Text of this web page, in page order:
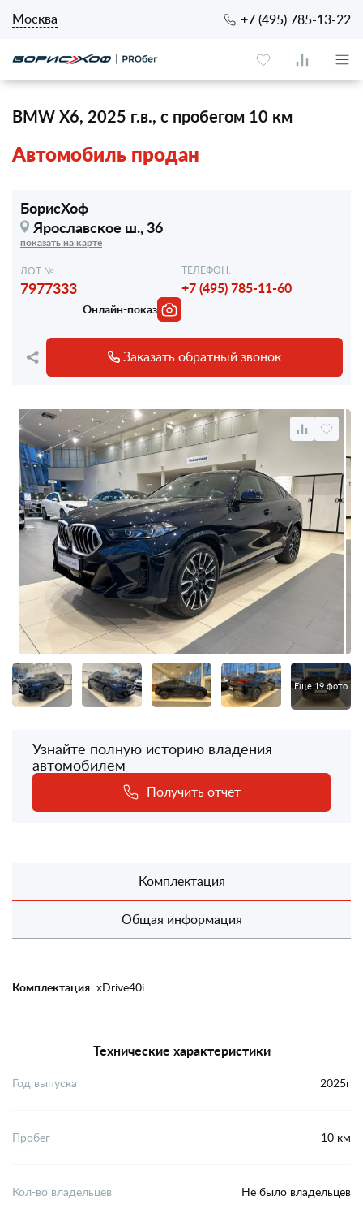
Москва +7 (495) 785-13-22
BMW X6, 2025 г.в., с пробегом 10 км
Автомобиль продан
БорисХоф
Ярославское ш., 36
показать на карте
ЛОТ №
7977333
ТЕЛЕФОН:
+7 (495) 785-11-60
Онлайн-показ
Заказать обратный звонок
Еще 19 фото
Узнайте полную историю владения
автомобилем
Получить отчет
Комплектация
Общая информация
Комплектация: xDrive40i
Технические характеристики
Год выпуска 2025г
Пробег 10 км
Кол-во владельцев Не было владельцев